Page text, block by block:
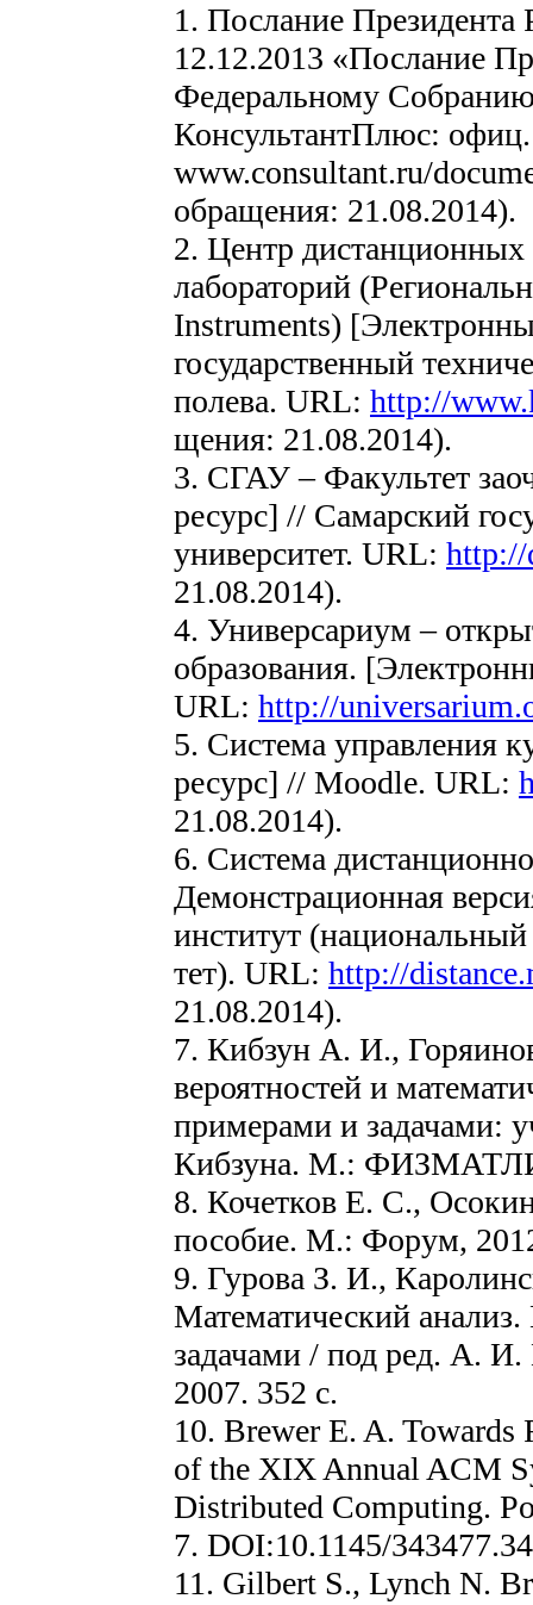
1. Послание
12.12.2013 «Послание
Федеральному
КонсультантПлюc:
www.consultant.ru/
обращения: 21.08.2014).
2. Центр
лабораторий
Instruments)
государственный
полева. URL: http://
щения: 21.08.2014).
3. СГАУ – Факультет
ресурс] // Самарский
университет. URL: http://
21.08.2014).
4. Универсариум –
образования.
URL: http://
5. Система управления
ресурс] // Moodle. URL:
21.08.2014).
6. Система
Демонстрационная
институт (национальный
тет). URL: http://
21.08.2014).
7. Кибзун А. И.,
вероятностей и
примерами и задачами:
Кибзуна. М.:
8. Кочетков Е. С.,
пособие. М.: Форум,
9. Гурова З. И.,
Математический
задачами / под ред. А.
2007. 352 с.
10. Brewer E. A.
of the XIX Annual ACM
Distributed Computing.
7. DOI:10.1145/
11. Gilbert S., Lynch N.